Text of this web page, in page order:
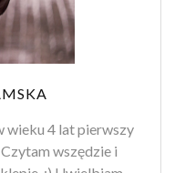
wieku 4 lat pierwszy
wszędzie i